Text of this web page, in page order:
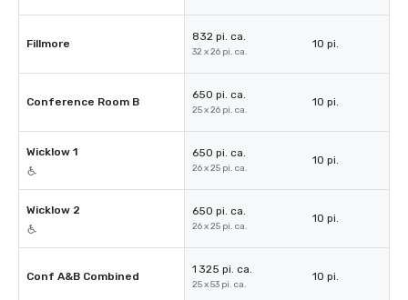
Fillmore
832 pi. ca.
32 x 26 pi. ca.
10 pi.
Conference Room B
650 pi. ca.
25 x 26 pi. ca.
10 pi.
Wicklow 1 650 pi. ca.
26 x 25 pi. ca.
10 pi.
Wicklow 2 650 pi. ca.
26 x 25 pi. ca.
10 pi.
Conf A&B Combined
1 325 pi. ca.
25 x 53 pi. ca.
10 pi.